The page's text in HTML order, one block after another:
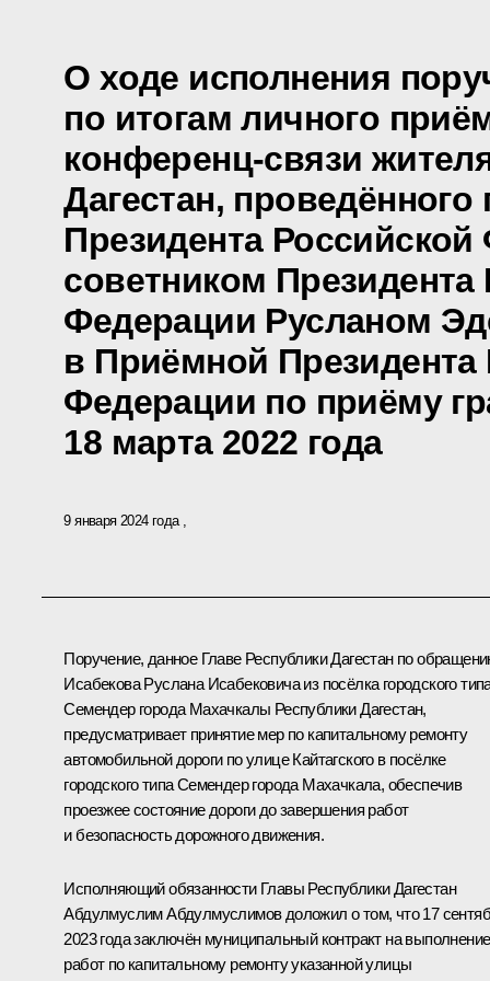
О ходе исполнения
по итогам личного
конференц-связи
Дагестан,
Президента
советником Президента
Федерации Русланом
в Приёмной Президента
Федерации по приёму
18 марта 2022 года
9 января 2024 года
Поручение, данное Главе Республики Дагестан по
Исабекова Руслана Исабековича из посёлка городского
Семендер города Махачкалы Республики Дагестан,
предусматривает принятие мер по капитальному ремонту
автомобильной дороги по улице Кайтагского в посёлке
городского типа Семендер города Махачкала, обеспечив
проезжее состояние дороги до завершения работ
и безопасность дорожного движения.
Исполняющий обязанности Главы Республики Дагестан
Абдулмуслим Абдулмуслимов доложил о том, что 17
2023 года заключён муниципальный контракт на выполнение
работ по капитальному ремонту указанной улицы